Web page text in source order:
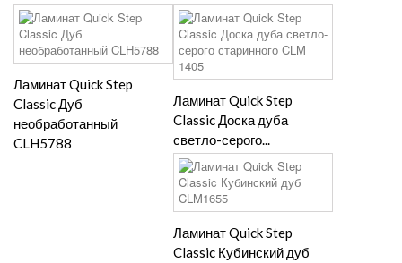
Ламинат Quick Step
Classic Дуб
необработанный
CLH5788
Ламинат Quick Step
Classic Доска дуба
светло-серого...
Ламинат Quick Step
Classic Кубинский дуб